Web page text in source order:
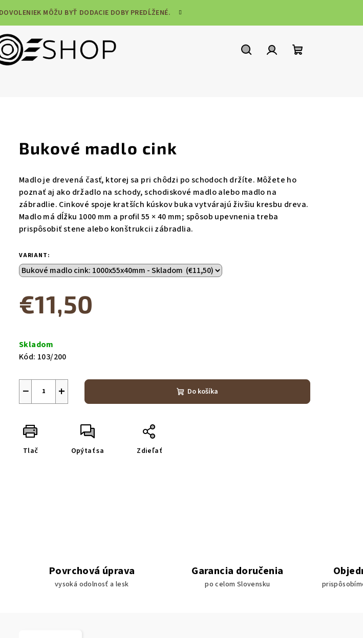
MÔŽU BYŤ DODACIE DOBY PREDĹŽENÉ.
Bukové madlo cink
Madlo je drevená časť, ktorej sa pri chôdzi po schodoch držíte. Môžete ho
poznať aj ako držadlo na schody, schodiskové madlo alebo madlo na
zábradlie. Cinkové spoje kratších kúskov buka vytvárajú živšiu kresbu dreva.
Madlo má dĺžku 1000 mm a profil 55 × 40 mm; spôsob upevnenia treba
prispôsobiť stene alebo konštrukcii zábradlia.
VARIANT:
€11,50
cena:
Skladom
Kód: 103/200
+
− Do košíka
Tlač Opýtať sa Zdieľať
Povrchová úprava
vysoká odolnosť a lesk
Garancia doručenia
po celom Slovensku